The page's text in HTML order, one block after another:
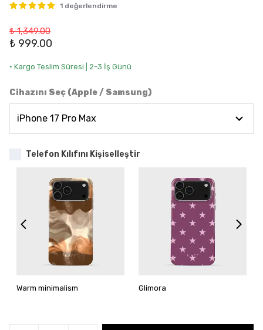
1 değerlendirme
₺ 1,349.00
₺ 999.00
• Kargo Teslim Süresi | 2-3 İş Günü
Cihazını Seç (Apple / Samsung)
Telefon Kılıfını Kişiselleştir
Warm minimalism Glimora